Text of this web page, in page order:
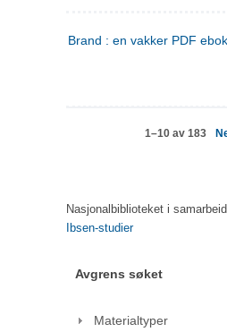
Brand : en vakker PDF
1–10 av 183
Nasjonalbiblioteket i
Ibsen-studier
Avgrens søket
Materialtyper